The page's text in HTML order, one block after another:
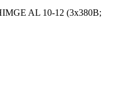
AL 10-12 (3х380В;